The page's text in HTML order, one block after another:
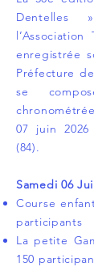
Dentelles
enregistrée
Préfecture
se
07 juin
(84).
Samedi 06
Course
participants
La petite
150